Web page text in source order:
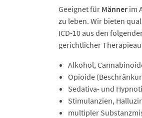
Geeignet für Männer im
zu leben. Wir bieten
ICD-10 aus den
gerichtlicher
Alkohol,
Opioide
Sedativa- und
Stimulanzien,
multipler